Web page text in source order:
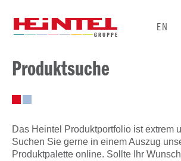
EN
Produktsuche
Das Heintel Produktportfolio ist extrem
Suchen Sie gerne in einem Auszug
Produktpalette online. Sollte Ihr